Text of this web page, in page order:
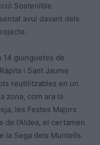
Sostenible
avui davant dels
14 guinguetes de
i Sant Jaume
reutilitzables en un
zona, com ara la
les Festes Majors
de l’Aldea, el certamen
la Sega dels Muntells.